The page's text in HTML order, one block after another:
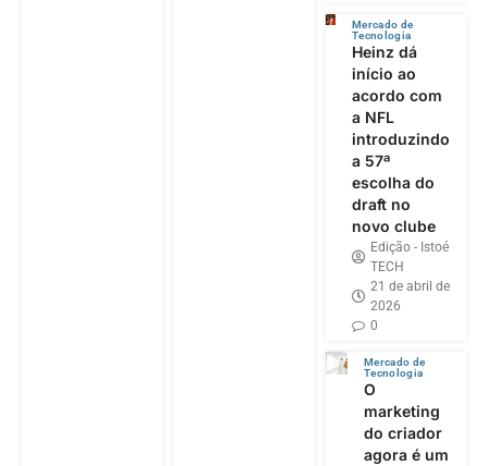
Mercado de
Tecnologia
Heinz dá
início ao
acordo com
a NFL
introduzindo
a 57ª
escolha do
draft no
novo clube
Edição - Istoé
TECH
21 de abril de
2026
0
Mercado de
Tecnologia
O
marketing
do criador
agora é um